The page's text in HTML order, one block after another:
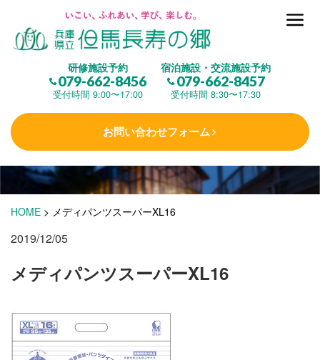
研修施設予約
079-662-8456
受付時間 9:00〜17:00
宿泊施設・交流施設予約
079-662-8457
受付時間 8:30〜17:30
お問い合わせフォーム
但馬長寿の郷とは
(研修施設)
楽しむ
学 ぶ(健康福祉)
泊まる (宿泊)
施設・料金
HOME > メディパンツスーパーXL16
2019/12/05
メディパンツスーパーXL16